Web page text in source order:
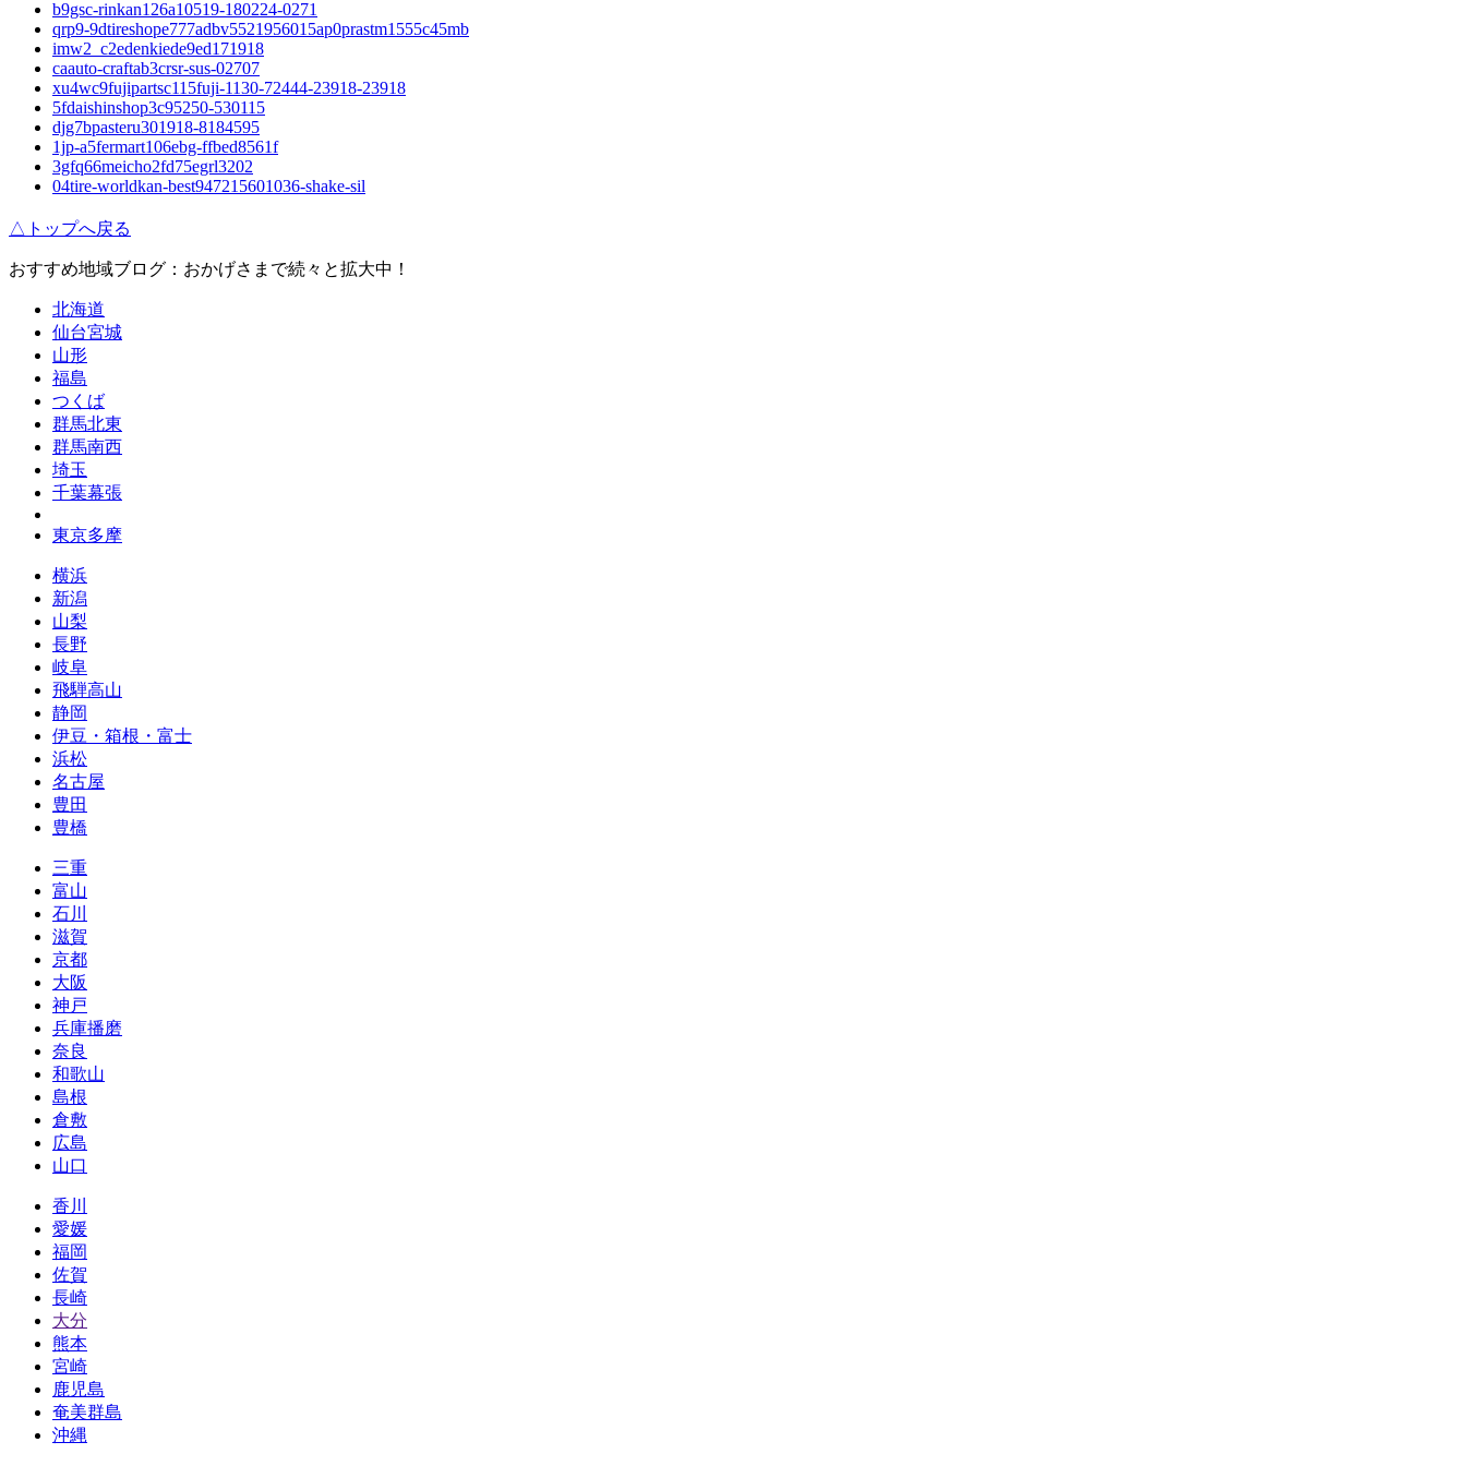
b9gsc-rinkan126a10519-180224-0271
qrp9-9dtireshope777adbv5521956015ap0prastm1555c45mb
imw2_c2edenkiede9ed171918
caauto-craftab3crsr-sus-02707
xu4wc9fujipartsc115fuji-1130-72444-23918-23918
5fdaishinshop3c95250-530115
djg7bpasteru301918-8184595
1jp-a5fermart106ebg-ffbed8561f
3gfq66meicho2fd75egrl3202
04tire-worldkan-best947215601036-shake-sil
△トップへ戻る
おすすめ地域ブログ：おかげさまで続々と拡大中！
北海道
仙台宮城
山形
福島
つくば
群馬北東
群馬南西
埼玉
千葉幕張
東京多摩
横浜
新潟
山梨
長野
岐阜
飛騨高山
静岡
伊豆・箱根・富士
浜松
名古屋
豊田
豊橋
三重
富山
石川
滋賀
京都
大阪
神戸
兵庫播磨
奈良
和歌山
島根
倉敷
広島
山口
香川
愛媛
福岡
佐賀
長崎
大分
熊本
宮崎
鹿児島
奄美群島
沖縄